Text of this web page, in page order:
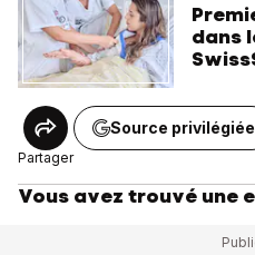
dans
Partager
Source privilégiée
Vous avez trouvé une